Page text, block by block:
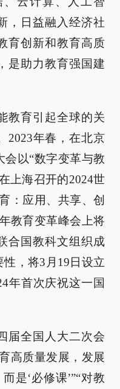
，日益融入经济社
育创新和教育高质
是助力教育强国建
教育引起全球的关
2023年春，在北京
以“数字变革与教
上海召开的2024世
：应用、共享、创
教育变革峰会上将
合国教科文组织成
，将3月19日设立
年首次庆祝这一国
届全国人大二次会
高质量发展，发展
是‘必修课’”“对教